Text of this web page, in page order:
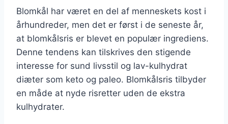
Blomkål har været en del af menneskets kost i
århundreder, men det er først i de seneste år,
at blomkålsris er blevet en populær ingrediens.
Denne tendens kan tilskrives den stigende
interesse for sund livsstil og lav-kulhydrat
diæter som keto og paleo. Blomkålsris tilbyder
en måde at nyde risretter uden de ekstra
kulhydrater.